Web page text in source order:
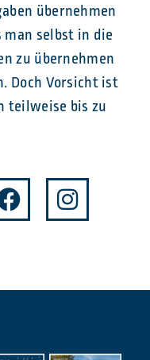
übernehmen
man selbst in die
zu übernehmen
Doch Vorsicht ist
teilweise bis zu